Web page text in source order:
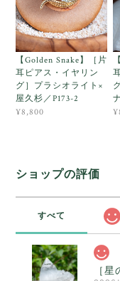
【Golden Snake】［片
耳ピアス・イヤリン
グ］プラシオライト×
屋久杉／P173-2
¥8,800
ショップの評価
すべて